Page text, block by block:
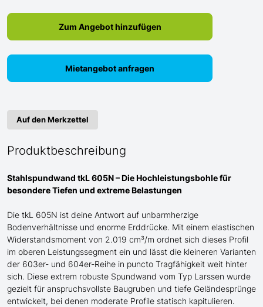
Zum Angebot hinzufügen
Mietangebot anfragen
Auf den Merkzettel
Produktbeschreibung
Stahlspundwand tkL 605N – Die Hochleistungsbohle für
besondereTiefen und extreme Belastungen
Die tkL 605N ist deine Antwort auf unbarmherzige
Bodenverhältnisse und enorme Erddrücke. Mit einem elastischen
Widerstandsmoment von 2.019 cm³/m ordnet sich dieses Profil
im oberen Leistungssegment ein und lässt die kleineren Varianten
der 603er- und 604er-Reihe in puncto Tragfähigkeit weit hinter
sich. Diese extrem robuste Spundwand vom Typ Larssen wurde
gezielt für anspruchsvollste Baugruben und tiefe Geländesprünge
entwickelt, bei denen moderate Profile statisch kapitulieren.